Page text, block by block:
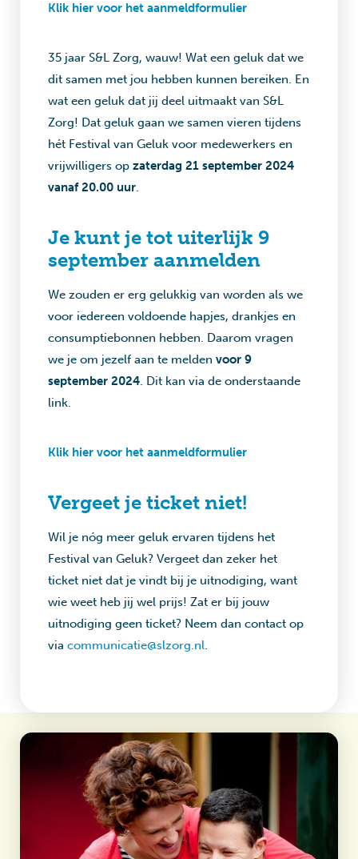
Klik hier voor het aanmeldformulier
35 jaar S&L Zorg, wauw! Wat een geluk dat we
dit samen met jou hebben kunnen bereiken. En
wat een geluk dat jij deel uitmaakt van S&L
Zorg! Dat geluk gaan we samen vieren tijdens
hét Festival van Geluk voor medewerkers en
vrijwilligers op zaterdag 21 september 2024
vanaf 20.00 uur.
Je kunt je tot uiterlijk 9
september aanmelden
We zouden er erg gelukkig van worden als we
voor iedereen voldoende hapjes, drankjes en
consumptiebonnen hebben. Daarom vragen
we je om jezelf aan te melden voor 9
september 2024. Dit kan via de onderstaande
link.
Klik hier voor het aanmeldformulier
Vergeet je ticket niet!
Wil je nóg meer geluk ervaren tijdens het
Festival van Geluk? Vergeet dan zeker het
ticket niet dat je vindt bij je uitnodiging, want
wie weet heb jij wel prijs! Zat er bij jouw
uitnodiging geen ticket? Neem dan contact op
via communicatie@slzorg.nl.